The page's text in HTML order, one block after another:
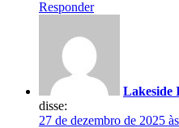
Responder
Lakeside
disse:
27 de dezembro de 2025